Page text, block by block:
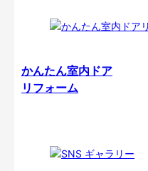
かんたん室内ドア
リフォーム